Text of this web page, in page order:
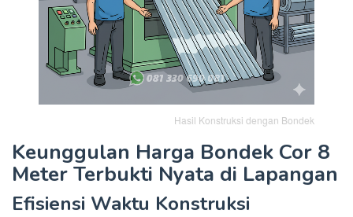
Hasil Konstruksi dengan Bondek
Keunggulan Harga Bondek Cor 8
Meter Terbukti Nyata di Lapangan
Efisiensi Waktu Konstruksi